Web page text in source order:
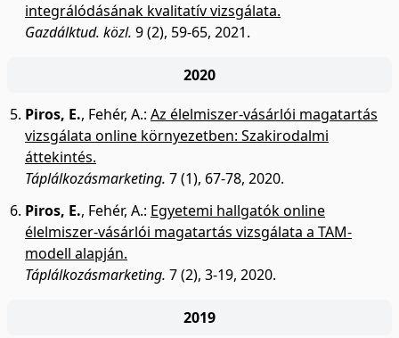
integrálódásának kvalitatív vizsgálata.
Gazdálktud. közl. 9 (2), 59-65, 2021.
2020
Piros, E., Fehér, A.: Az élelmiszer-vásárlói magatartás
vizsgálata online környezetben: Szakirodalmi
áttekintés.
Táplálkozásmarketing. 7 (1), 67-78, 2020.
Piros, E., Fehér, A.: Egyetemi hallgatók online
élelmiszer-vásárlói magatartás vizsgálata a TAM-
modell alapján.
Táplálkozásmarketing. 7 (2), 3-19, 2020.
2019